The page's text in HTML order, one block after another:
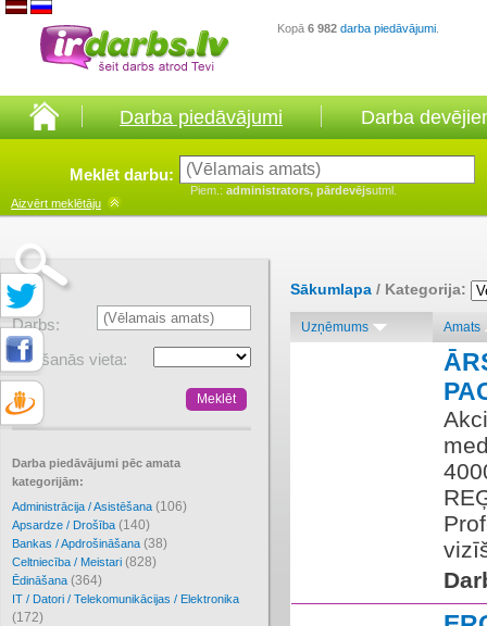
Kopā 6 982 darba piedāvājumi
Darba piedāvājumi Darba
Meklēt darbu:
Piem.: administrators, pārdevējsutml.
Aizvērt meklētāju
Darbs:
Atrašanās vieta:
Darba piedāvājumi pēc amata
kategorijām:
Administrācija / Asistēšana (106)
Apsardze / Drošība (140)
Bankas / Apdrošināšana (38)
Celtniecība / Meistari (828)
Ēdināšana (364)
IT / Datori / Telekomunikācijas / Elektronika
(172)
Sākumlapa / Kategorija:
Uzņēmums Amats